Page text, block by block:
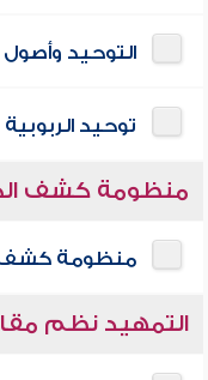
التوحيد وأصول
توحيد
منظومة كشف
منظومة كشف
التمهيد نظم